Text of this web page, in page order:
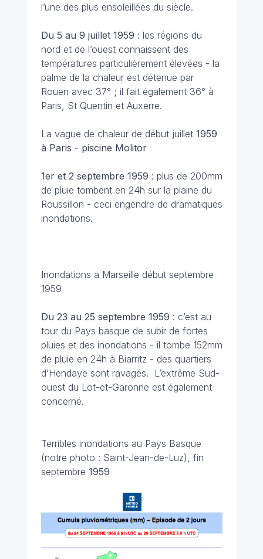
l’une des plus ensoleillées du siècle.
Du 5 au 9 juillet 1959 : les régions du
nord et de l’ouest connaissent des
températures particulièrement élevées - la
palme de la chaleur est détenue par
Rouen avec 37° ; il fait également 36° à
Paris, St Quentin et Auxerre.
La vague de chaleur de début juillet 1959
à Paris - piscine Molitor
1er et 2 septembre 1959 : plus de 200mm
de pluie tombent en 24h sur la plaine du
Roussillon - ceci engendre de dramatiques
inondations.
Inondations a Marseille début septembre
1959
Du 23 au 25 septembre 1959 : c’est au
tour du Pays basque de subir de fortes
pluies et des inondations - il tombe 152mm
de pluie en 24h à Biarritz - des quartiers
d’Hendaye sont ravagés. L’extrême Sud-
ouest du Lot-et-Garonne est également
concerné.
Terribles inondations au Pays Basque
(notre photo : Saint-Jean-de-Luz), fin
septembre 1959